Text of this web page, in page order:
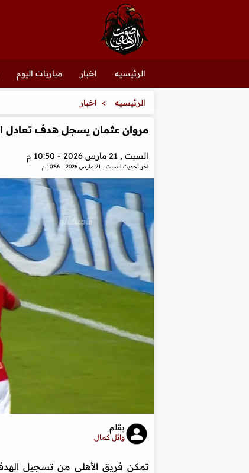
الرئيسيه اخبار مباريات اليوم
الرئيسيه اخبار
مروان عثمان يسجل هدف تعادل
السبت , 21 مارس 2026 - 10:50 م
اخر تحديث السبت , 21 مارس 2026 - 10:56 م
بقلم
وائل كمال
تمكن فريق الأهلي من تسجيل